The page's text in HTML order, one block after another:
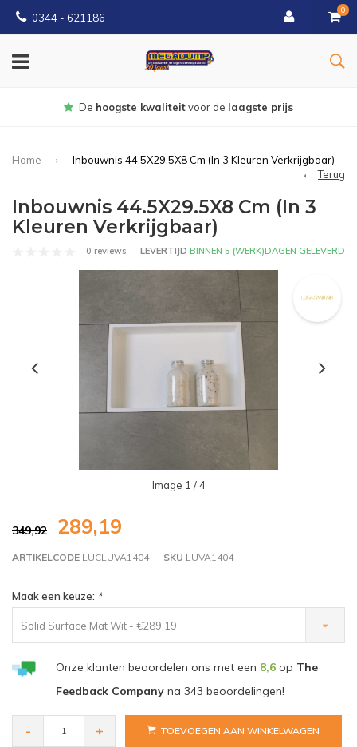
0344 - 621186
0
Gratisbezorgd vanaf € 150
Home
Inbouwnis 44.5X29.5X8 Cm (In 3 Kleuren Verkrijgbaar)
Terug
Inbouwnis 44.5X29.5X8 Cm (In 3
Kleuren Verkrijgbaar)
0 reviews LEVERTIJD BINNEN 5 (WERK)DAGEN GELEVERD
Image 1 / 4
349,92 289,19
ARTIKELCODE LUCLUVA1404 SKU LUVA1404
Maak een keuze: *
Solid Surface Mat Wit - €289,19
Onze klanten beoordelen ons met een 8,6op The
Feedback Companyna 343 beoordelingen!
- + TOEVOEGEN AAN WINKELWAGEN